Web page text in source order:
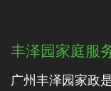
丰泽园家庭服
广州丰泽园家政